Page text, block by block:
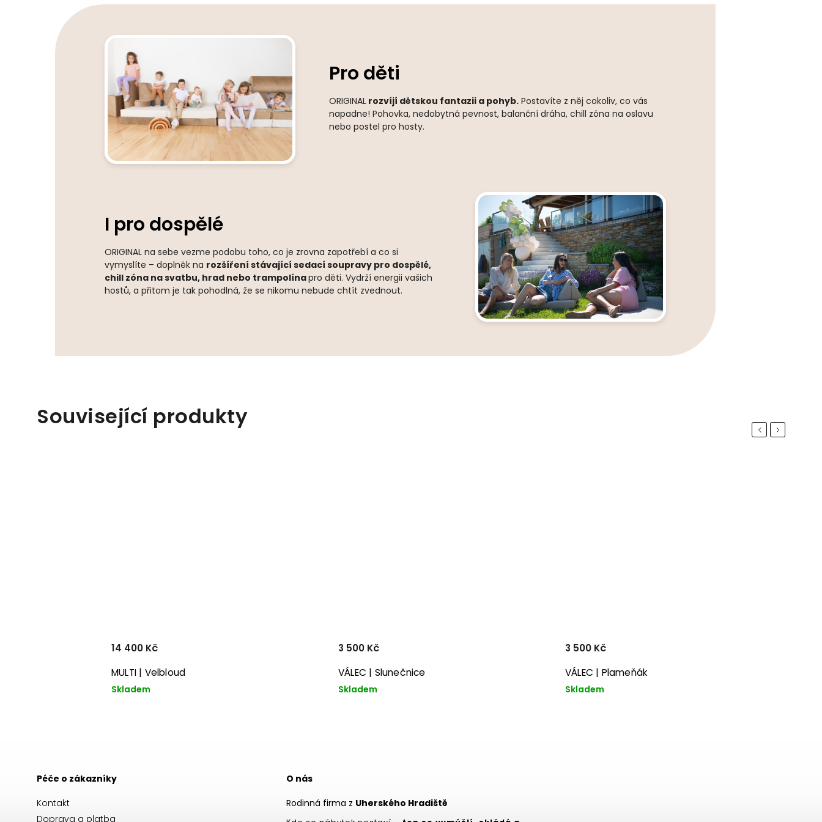
Pro děti
ORIGINAL rozvíjí dětskou fantazii a pohyb. Postavíte z něj cokoliv, co vás
napadne! Pohovka, nedobytná pevnost, balanční dráha, chill zóna na oslavu
nebo postel pro hosty.
I pro dospělé
ORIGINAL na sebe vezme podobu toho, co je zrovna zapotřebí a co si
vymyslíte – doplněk na rozšíření stávající sedací soupravy pro dospělé,
chill zóna na svatbu, hrad nebo trampolínapro děti. Vydrží energii vašich
hostů, a přitom je tak pohodlná, že se nikomu nebude chtít zvednout.
Související produkty Previous
MULTI | Velbloud
Skladem
14 400 Kč
VÁLEC | Slunečnice
Skladem
3 500 Kč
VÁLEC | Plameňák
Skladem
3 500 Kč
Next
Péče o zákazníky
Kontakt
Doprava a platba
O nás
Rodinná firma z Uherského Hradiště